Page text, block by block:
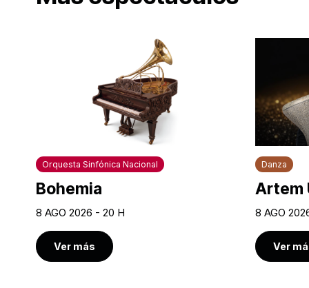
Orquesta Sinfónica Nacional
Bohemia
8 AGO 2026 - 20 H
Ver más
Danza
Artem
8 AGO
Ver